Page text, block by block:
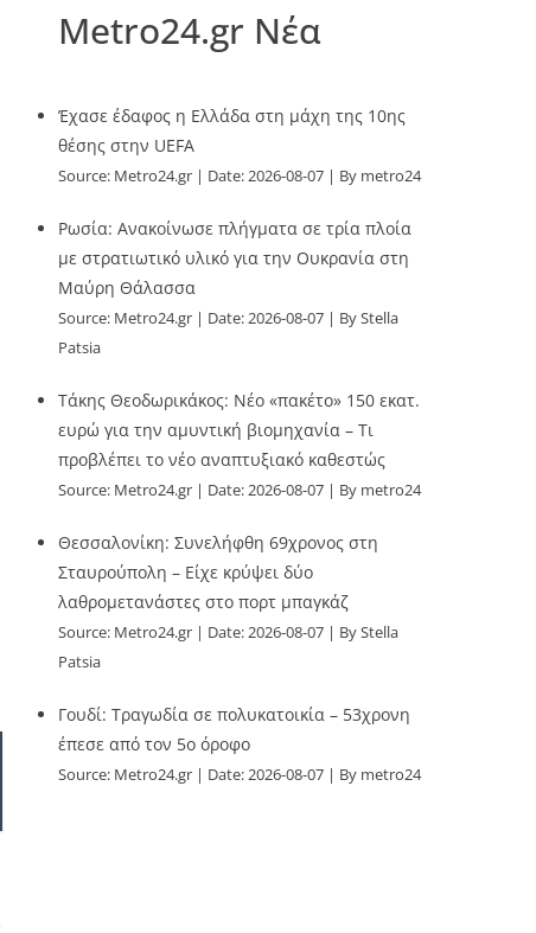
Metro24.gr Νέα
Έχασε έδαφος η Ελλάδα στη μάχη της 10ης
θέσης στην UEFA
Source: Metro24.gr Date: 2026-08-07 By metro24
Ρωσία: Ανακοίνωσε πλήγματα σε τρία πλοία
με στρατιωτικό υλικό για την Ουκρανία στη
Μαύρη Θάλασσα
Source: Metro24.gr Date: 2026-08-07
By Stella
Patsia
Τάκης Θεοδωρικάκος: Νέο «πακέτο» 150 εκατ.
ευρώ για την αμυντική βιομηχανία – Τι
προβλέπει το νέο αναπτυξιακό καθεστώς
Source: Metro24.gr Date: 2026-08-07 By metro24
Θεσσαλονίκη: Συνελήφθη 69χρονος στη
Σταυρούπολη – Είχε κρύψει δύο
λαθρομετανάστες στο πορτ μπαγκάζ
Source: Metro24.gr Date: 2026-08-07
By Stella
Patsia
Γουδί: Τραγωδία σε πολυκατοικία – 53χρονη
έπεσε από τον 5ο όροφο
Source: Metro24.gr Date: 2026-08-07 By metro24